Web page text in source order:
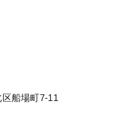
船場町7-11